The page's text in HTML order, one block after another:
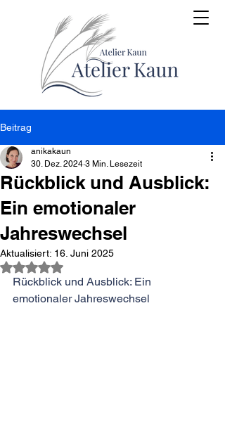
Beitrag
Rückblick und Ausblick:
Ein emotionaler
Jahreswechsel
anikakaun
30. Dez. 2024 3 Min. Lesezeit
Aktualisiert: 16. Juni 2025
Mit NaN von 5 Sternen bewertet.
Rückblick und Ausblick: Ein
emotionaler Jahreswechsel